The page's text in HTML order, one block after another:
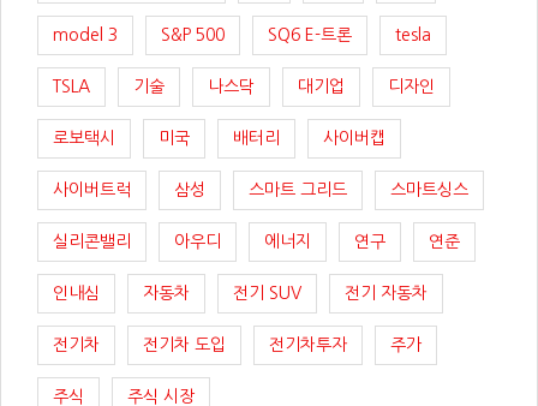
model 3 S&P 500 SQ6 E-트론 tesla
TSLA 기술 나스닥 대기업 디자인
로보택시 미국 배터리 사이버캡
사이버트럭 삼성 스마트 그리드 스마트싱스
실리콘밸리 아우디 에너지 연구 연준
인내심 자동차 전기 SUV 전기 자동차
전기차 전기차 도입 전기차투자 주가
주식 주식 시장